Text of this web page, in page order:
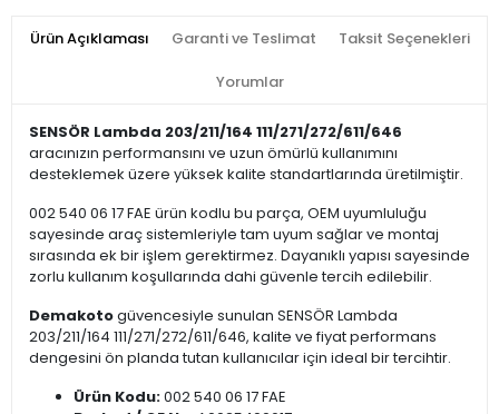
Ürün Açıklaması Garanti ve Teslimat Taksit Seçenekleri
Yorumlar
SENSÖR Lambda 203/211/164 111/271/272/611/646
aracınızın performansını ve uzun ömürlü kullanımını
desteklemek üzere yüksek kalite standartlarında üretilmiştir.
002 540 06 17 FAE ürün kodlu bu parça, OEM uyumluluğu
sayesinde araç sistemleriyle tam uyum sağlar ve montaj
sırasında ek bir işlem gerektirmez. Dayanıklı yapısı sayesinde
zorlu kullanım koşullarında dahi güvenle tercih edilebilir.
Demakotogüvencesiyle sunulan SENSÖR Lambda
203/211/164 111/271/272/611/646, kalite ve fiyat performans
dengesini ön planda tutan kullanıcılar için ideal bir tercihtir.
Ürün Kodu:002 540 06 17 FAE